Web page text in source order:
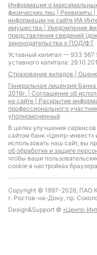
Информация о
физических лиц | Реквизиты |
информации на сайте ИА
имущества | Уведомление
представления сведений
законодательства о ПОД/ФТ
Уставный капитал — 933
уставного капитала:
Страхование вкладов |
Генеральная лицензия
2016г. | Соглашение об
на сайте | Раскрытие
профессионального
уполномоченный
В целях улучшения
сайтом банк «Центр-
использовать наш сайт, вы
об обработке и защите
чтобы ваши
cookie в настройках
Copyright © 1997-2026, ПАО
г. Ростов-на-Дону, пр.
Design&Support © «Центр-